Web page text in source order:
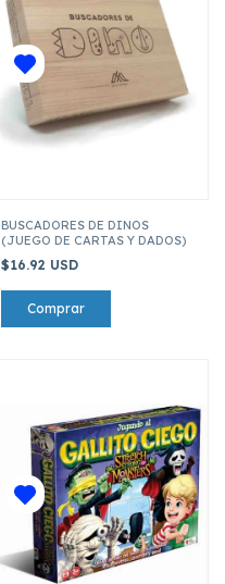
BUSCADORES DE DINOS
(JUEGO DE CARTAS Y DADOS)
$16.92 USD